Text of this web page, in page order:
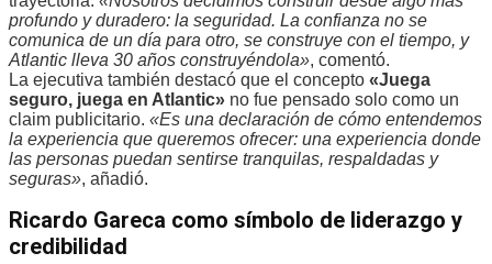
profundo y duradero: la seguridad. La confianza no se
comunica de un día para otro, se construye con el tiempo, y
Atlantic lleva 30 años construyéndola», comentó.
La ejecutiva también destacó que el concepto «Juega
seguro, juega en Atlantic» no fue pensado solo como un
claim publicitario. «Es una declaración de cómo entendemos
la experiencia que queremos ofrecer: una experiencia donde
las personas puedan sentirse tranquilas, respaldadas y
seguras», añadió.
Ricardo Gareca como símbolo de liderazgo y
credibilidad